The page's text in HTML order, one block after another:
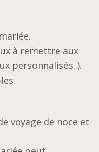
à remettre aux
personnalisés..).
voyage de noce et